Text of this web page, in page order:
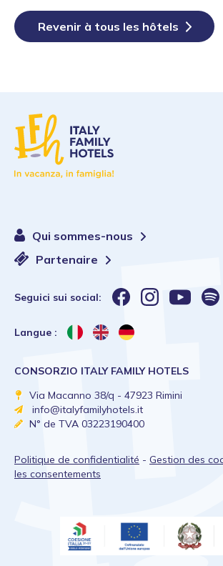
Revenir à tous les hôtels
Qui sommes-nous
Partenaire
Seguici sui social:
Langue :
CONSORZIO ITALY FAMILY HOTELS
Via Macanno 38/q - 47923 Rimini
info@italyfamilyhotels.it
N° de TVA 03223190400
Politique de confidentialité - Gestion des
les consentements